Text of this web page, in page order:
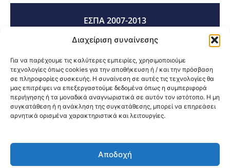
Διαχείριση συναίνεσης
Για να παρέχουμε τις καλύτερες εμπειρίες, χρησιμοποιούμε
τεχνολογίες όπως cookies για την αποθήκευση ή / και την πρόσβαση
σε πληροφορίες συσκευής. Η συναίνεση σε αυτές τις τεχνολογίες θα
μας επιτρέψει να επεξεργαστούμε δεδομένα όπως η συμπεριφορά
περιήγησης ή τα μοναδικά αναγνωριστικά σε αυτόν τον ιστότοπο. Η μη
συγκατάθεση ή η ανάκληση της συγκατάθεσης, μπορεί να επηρεάσει
αρνητικά ορισμένα χαρακτηριστικά και λειτουργίες.
Αποδοχή
ΕΣΠΑ 2007-2013
ΕΣΠΑ 2014-2020
ΕΣΠΑ 2021-2027
@2026 3ype.gr All rights reserved